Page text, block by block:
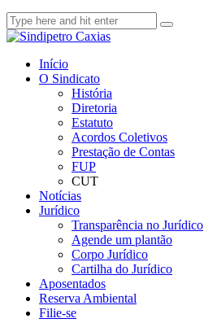
Início
O Sindicato
História
Diretoria
Estatuto
Acordos Coletivos
Prestação de Contas
FUP
CUT
Notícias
Jurídico
Transparência no Jurídico
Agende um plantão
Corpo Jurídico
Cartilha do Jurídico
Aposentados
Reserva Ambiental
Filie-se